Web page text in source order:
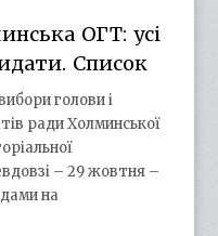
ОГТ: усі
Список
голови і
ради Холминської
– 29 жовтня –
на